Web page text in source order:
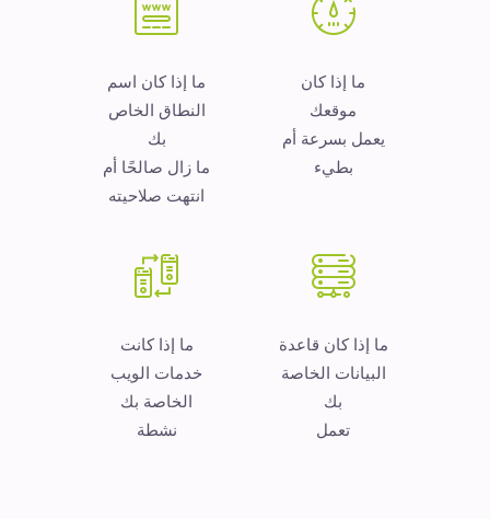
ما إذا كان
موقعك
يعمل بسرعة أم
بطيء
ما إذا كان اسم
النطاق الخاص
بك
ما زال صالحًا أم
انتهت صلاحيته
ما إذا كان قاعدة
البيانات الخاصة
بك
تعمل
ما إذا كانت
خدمات الويب
الخاصة بك
نشطة